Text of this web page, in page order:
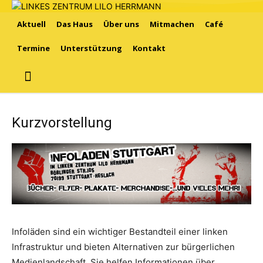
Aktuell Das Haus Über uns Mitmachen Café
Termine Unterstützung Kontakt
Kurzvorstellung
Infoläden sind ein wichtiger Bestandteil einer linken
Infrastruktur und bieten Alternativen zur bürgerlichen